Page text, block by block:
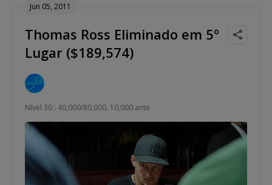
Jun 05, 2011
Thomas Ross Eliminado em 5º
Lugar ($189,574)
Nível 30 : 40,000/80,000, 10,000 ante